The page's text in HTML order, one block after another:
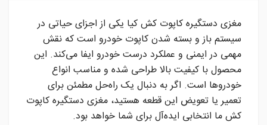
مغزی دستگیره کاپوت کش کیا یکی از اجزای حیاتی در
سیستم باز و بسته شدن کاپوت خودرو است که نقش
مهمی در ایمنی و عملکرد درست خودرو ایفا می‌کند. این
محصول با کیفیت بالا طراحی شده و مناسب انواع
خودروها است. اگر به دنبال یک راه‌حل مطمئن برای
تعمیر یا تعویض این قطعه هستید، مغزی دستگیره کاپوت
کش ما انتخابی ایده‌آل برای شما خواهد بود.